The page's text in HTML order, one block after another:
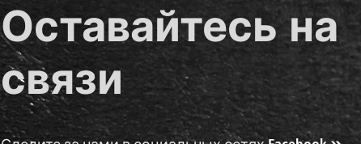
Оставайтесь на
связи